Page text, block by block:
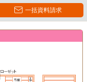
一括資料請求